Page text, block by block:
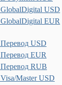
GlobalDigital USD
GlobalDigital EUR
Перевод USD
Перевод EUR
Перевод RUB
Visa/Master USD